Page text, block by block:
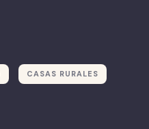
CASAS RURALES